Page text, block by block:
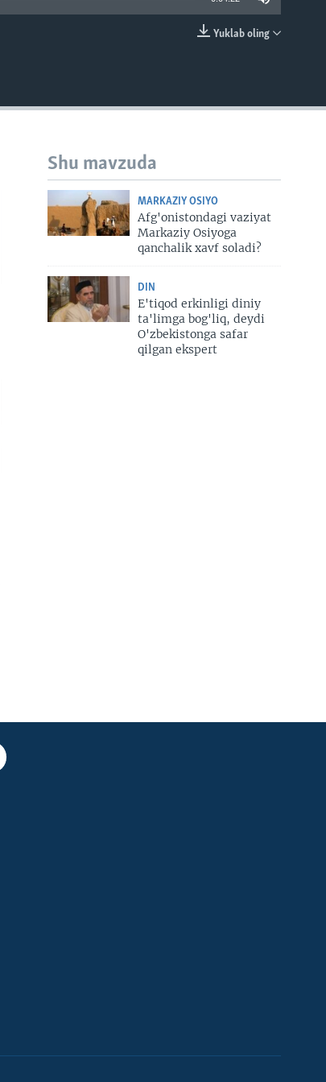
Yuklab oling
Shu mavzuda
MARKAZIY OSIYO
Afg'onistondagi vaziyat
Markaziy Osiyoga
qanchalik xavf soladi?
DIN
E'tiqod erkinligi diniy
ta'limga bog'liq, deydi
O'zbekistonga safar
qilgan ekspert